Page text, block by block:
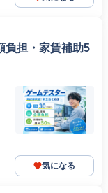
負担・家賃補助5
気になる